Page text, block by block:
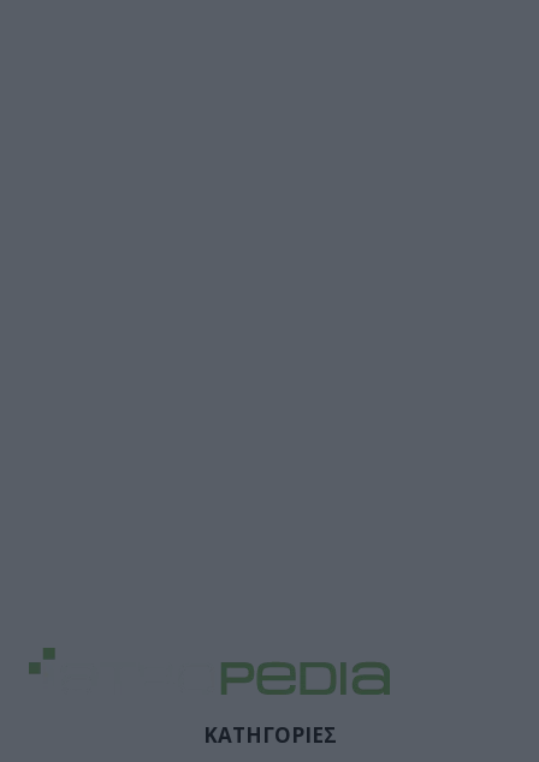
ΚΑΤΗΓΟΡΙΕΣ